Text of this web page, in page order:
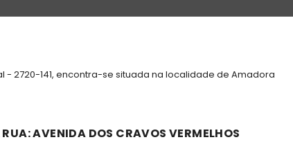
2720-141, encontra-se situada na localidade de Amadora
AVENIDA DOS CRAVOS VERMELHOS